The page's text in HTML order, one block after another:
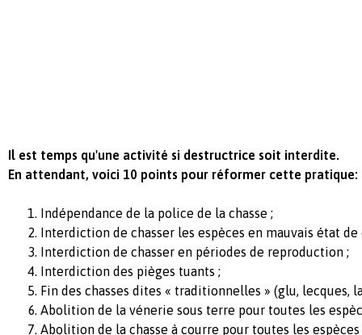
Il est temps qu'une activité si destructrice soit interdite.
En attendant, voici 10 points pour réformer cette pratique:
Indépendance de la police de la chasse ;
Interdiction de chasser les espèces en mauvais état de
Interdiction de chasser en périodes de reproduction ;
Interdiction des pièges tuants ;
Fin des chasses dites « traditionnelles » (glu, lecques,
Abolition de la vénerie sous terre pour toutes les
Abolition de la chasse à courre pour toutes les espèces